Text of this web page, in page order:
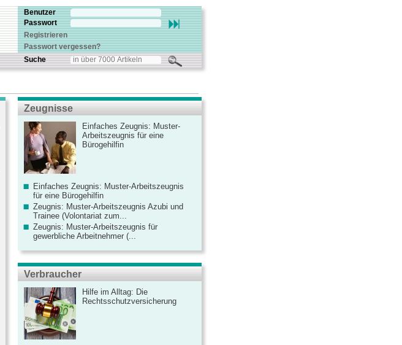
Benutzer
Passwort
Registrieren
Passwort vergessen?
Suche
Zeugnisse
Einfaches Zeugnis: Muster-
Arbeitszeugnis für eine
Bürogehilfin
Einfaches Zeugnis: Muster-Arbeitszeugnis
für eine Bürogehilfin
Zeugnis: Muster-Arbeitszeugnis Azubi und
Trainee (Volontariat zum...
Zeugnis: Muster-Arbeitszeugnis für
gewerbliche Arbeitnehmer (...
Verbraucher
Hilfe im Alltag: Die
Rechtsschutzversicherung